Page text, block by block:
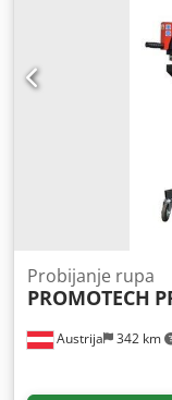
Austrija 342 km
Probijanje rupa
PROMOTECH